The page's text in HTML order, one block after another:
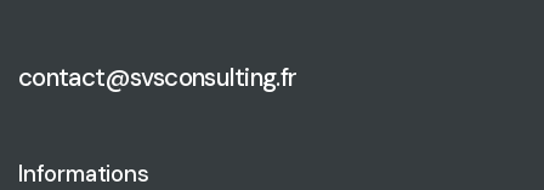
contact@svsconsulting.fr
Informations